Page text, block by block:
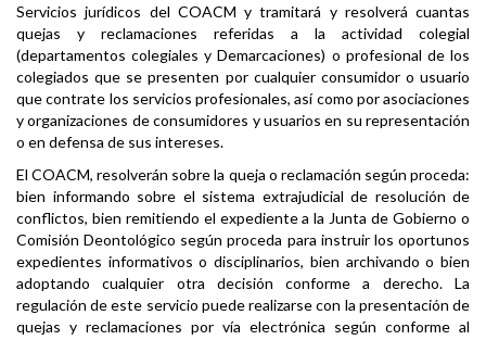
Servicios jurídicos del COACM y tramitará y resolverá cuantas
quejas y reclamaciones referidas a la actividad colegial
(departamentos colegiales y Demarcaciones) o profesional de los
colegiados que se presenten por cualquier consumidor o usuario
que contrate los servicios profesionales, así como por asociaciones
y organizaciones de consumidores y usuarios en su representación
o en defensa de sus intereses.
El COACM, resolverán sobre la queja o reclamación según proceda:
bien informando sobre el sistema extrajudicial de resolución de
conflictos, bien remitiendo el expediente a la Junta de Gobierno o
Comisión Deontológico según proceda para instruir los oportunos
expedientes informativos o disciplinarios, bien archivando o bien
adoptando cualquier otra decisión conforme a derecho. La
regulación de este servicio puede realizarse con la presentación de
quejas y reclamaciones por vía electrónica según conforme al